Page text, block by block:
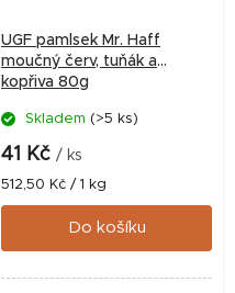
UGF pamlsek Mr. Haff
moučný červ, tuňák a
kopřiva 80g
Skladem (>5 ks)
41 Kč / ks
Měrná
512,50 Kč / 1 kg
Do košíku